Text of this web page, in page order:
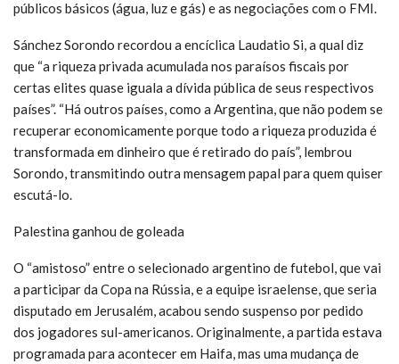
públicos básicos (água, luz e gás) e as negociações com o FMI.
Sánchez Sorondo recordou a encíclica Laudatio Si, a qual diz
que “a riqueza privada acumulada nos paraísos fiscais por
certas elites quase iguala a dívida pública de seus respectivos
países”. “Há outros países, como a Argentina, que não podem se
recuperar economicamente porque todo a riqueza produzida é
transformada em dinheiro que é retirado do país”, lembrou
Sorondo, transmitindo outra mensagem papal para quem quiser
escutá-lo.
Palestina ganhou de goleada
O “amistoso” entre o selecionado argentino de futebol, que vai
a participar da Copa na Rússia, e a equipe israelense, que seria
disputado em Jerusalém, acabou sendo suspenso por pedido
dos jogadores sul-americanos. Originalmente, a partida estava
programada para acontecer em Haifa, mas uma mudança de